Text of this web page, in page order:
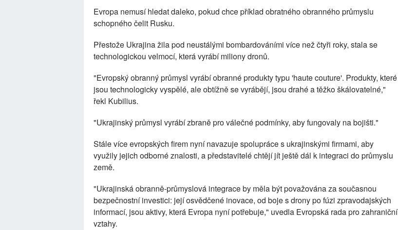
Evropa nemusí hledat daleko, pokud chce příklad obratného obranného průmyslu
schopného čelit Rusku.
Přestože Ukrajina žila pod neustálými bombardováními více než čtyři roky, stala se
technologickou velmocí, která vyrábí miliony dronů.
"Evropský obranný průmysl vyrábí obranné produkty typu 'haute couture'. Produkty, které
jsou technologicky vyspělé, ale obtížně se vyrábějí, jsou drahé a těžko škálovatelné,"
řekl Kubilius.
"Ukrajinský průmysl vyrábí zbraně pro válečné podmínky, aby fungovaly na bojišti."
Stále více evropských firem nyní navazuje spolupráce s ukrajinskými firmami, aby
využily jejich odborné znalosti, a představitelé chtějí jít ještě dál k integraci do průmyslu
země.
"Ukrajinská obranně-průmyslová integrace by měla být považována za současnou
bezpečnostní investici: její osvědčené inovace, od boje s drony po fúzi zpravodajských
informací, jsou aktivy, která Evropa nyní potřebuje," uvedla Evropská rada pro zahraniční
vztahy.